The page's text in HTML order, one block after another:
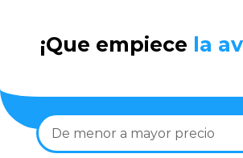
¡Que empiece la
De menor a mayor precio